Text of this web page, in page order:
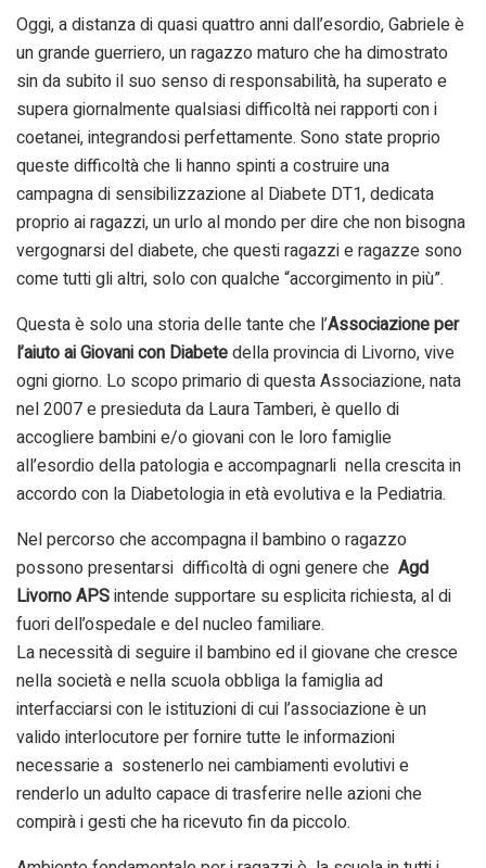
Oggi, a distanza di quasi quattro anni dall’esordio, Gabriele è
un grande guerriero, un ragazzo maturo che ha dimostrato
sin da subito il suo senso di responsabilità, ha superato e
supera giornalmente qualsiasi difficoltà nei rapporti con i
coetanei, integrandosi perfettamente. Sono state proprio
queste difficoltà che li hanno spinti a costruire una
campagna di sensibilizzazione al Diabete DT1, dedicata
proprio ai ragazzi, un urlo al mondo per dire che non bisogna
vergognarsi del diabete, che questi ragazzi e ragazze sono
come tutti gli altri, solo con qualche “accorgimento in più”.
Questa è solo una storia delle tante che l’Associazione per
l’aiuto ai Giovani con Diabetedella provincia di Livorno, vive
ogni giorno. Lo scopo primario di questa Associazione, nata
nel 2007 e presieduta da Laura Tamberi, è quello di
accogliere bambini e/o giovani con le loro famiglie
all’esordio della patologia e accompagnarli nella crescita in
accordo con la Diabetologia in età evolutiva e la Pediatria.
Nel percorso che accompagna il bambino o ragazzo
possono presentarsi difficoltà di ogni genere che Agd
Livorno APSintende supportare su esplicita richiesta, al di
fuori dell’ospedale e del nucleo familiare.
La necessità di seguire il bambino ed il giovane che cresce
nella società e nella scuola obbliga la famiglia ad
interfacciarsi con le istituzioni di cui l’associazione è un
valido interlocutore per fornire tutte le informazioni
necessarie a sostenerlo nei cambiamenti evolutivi e
renderlo un adulto capace di trasferire nelle azioni che
compirà i gesti che ha ricevuto fin da piccolo.